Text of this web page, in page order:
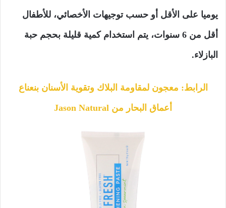
يوميا على الأقل أو حسب توجيهات الأخصائي، للأطفال
أقل من 6 سنوات، يتم استخدام كمية قليلة بحجم حبة
البازلاء.
الرابط: معجون لمقاومة البلاك وتقوية الأسنان بنعناع
أعماق البحار من Jason Natural